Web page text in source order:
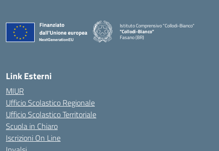
Istituto Comprensivo "Collodi-Bianco"
"Collodi-Bianco"
Fasano (BR)
Link Esterni
MIUR
Ufficio Scolastico Regionale
Ufficio Scolastico Territoriale
Scuola in Chiaro
Iscrizioni On Line